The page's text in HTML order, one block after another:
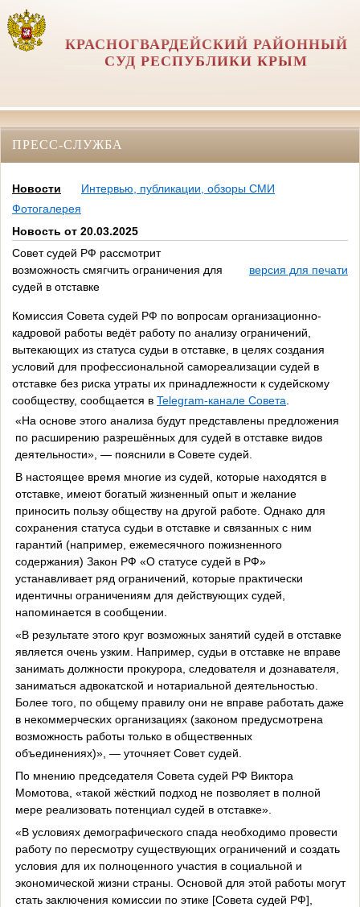
КРАСНОГВАРДЕЙСКИЙ РАЙОННЫЙ
СУД РЕСПУБЛИКИ КРЫМ
ПРЕСС-СЛУЖБА
Новости
Интервью, публикации, обзоры СМИ
Фотогалерея
Новость от 20.03.2025
Совет судей РФ рассмотрит
возможность смягчить ограничения для
судей в отставке
версия для печати
Комиссия Совета судей РФ по вопросам организационно-
кадровой работы ведёт работу по анализу ограничений,
вытекающих из статуса судьи в отставке, в целях создания
условий для профессиональной самореализации судей в
отставке без риска утраты их принадлежности к судейскому
сообществу, сообщается в Telegram-канале Совета
«На основе этого анализа будут представлены предложения
по расширению разрешённых для судей в отставке видов
деятельности», — пояснили в Совете судей.
В настоящее время многие из судей, которые находятся в
отставке, имеют богатый жизненный опыт и желание
приносить пользу обществу на другой работе. Однако для
сохранения статуса судьи в отставке и связанных с ним
гарантий (например, ежемесячного пожизненного
содержания) Закон РФ «О статусе судей в РФ»
устанавливает ряд ограничений, которые практически
идентичны ограничениям для действующих судей,
напоминается в сообщении.
«В результате этого круг возможных занятий судей в отставке
является очень узким. Например, судьи в отставке не вправе
занимать должности прокурора, следователя и дознавателя,
заниматься адвокатской и нотариальной деятельностью.
Более того, по общему правилу они не вправе работать даже
в некоммерческих организациях (законом предусмотрена
возможность работы только в общественных
объединениях)», — уточняет Совет судей.
По мнению председателя Совета судей РФ Виктора
Момотова, «такой жёсткий подход не позволяет в полной
мере реализовать потенциал судей в отставке».
«В условиях демографического спада необходимо провести
работу по пересмотру существующих ограничений и создать
условия для их полноценного участия в социальной и
экономической жизни страны. Основой для этой работы могут
стать заключения комиссии по этике [Совета судей РФ],